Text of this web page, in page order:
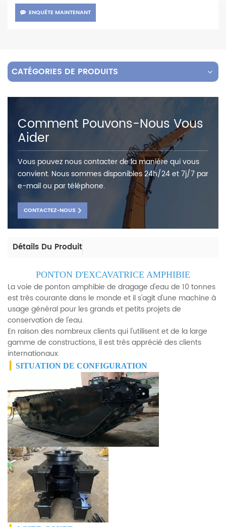
ENQUÊTE MAINTENANT
CATÉGORIES DE PRODUITS
Comment Pouvons-Nous Vous
Aider
Vous pouvez nous contacter de la manière qui vous
convient. Nous sommes disponibles 24h/24 et 7j/7 par
e-mail ou par téléphone.
CONTACTEZ-NOUS
Détails Du Produit
PONTON D'EXCAVATRICE AMPHIBIE
La voie de ponton amphibie de dragage d'eau de 10 tonnes
est très courante dans le monde et il s'agit d'une machine à
usage général pour les grands et petits projets de
conservation de l'eau.
En raison des nombreux clients qui l'utilisent et de la large
gamme de constructions, il est très apprécié des clients
internationaux.
SITUATION DE CONFIGURATION